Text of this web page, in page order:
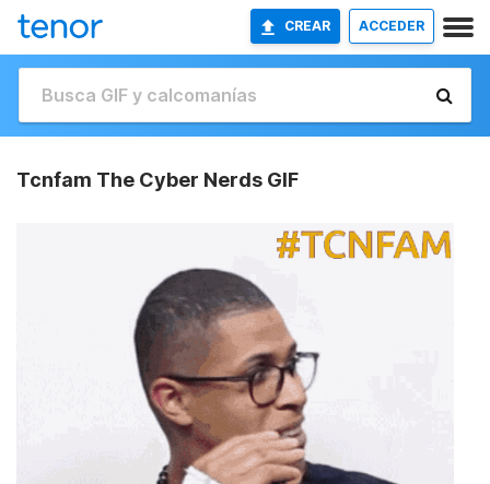
CREAR ACCEDER
Tcnfam The Cyber Nerds GIF